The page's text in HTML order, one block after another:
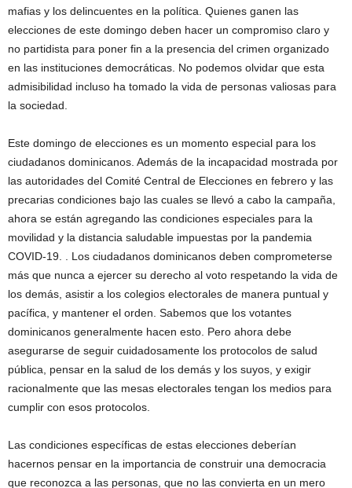
mafias y los delincuentes en la política. Quienes ganen las
elecciones de este domingo deben hacer un compromiso claro y
no partidista para poner fin a la presencia del crimen organizado
en las instituciones democráticas. No podemos olvidar que esta
admisibilidad incluso ha tomado la vida de personas valiosas para
la sociedad.
Este domingo de elecciones es un momento especial para los
ciudadanos dominicanos. Además de la incapacidad mostrada por
las autoridades del Comité Central de Elecciones en febrero y las
precarias condiciones bajo las cuales se llevó a cabo la campaña,
ahora se están agregando las condiciones especiales para la
movilidad y la distancia saludable impuestas por la pandemia
COVID-19. . Los ciudadanos dominicanos deben comprometerse
más que nunca a ejercer su derecho al voto respetando la vida de
los demás, asistir a los colegios electorales de manera puntual y
pacífica, y mantener el orden. Sabemos que los votantes
dominicanos generalmente hacen esto. Pero ahora debe
asegurarse de seguir cuidadosamente los protocolos de salud
pública, pensar en la salud de los demás y los suyos, y exigir
racionalmente que las mesas electorales tengan los medios para
cumplir con esos protocolos.
Las condiciones específicas de estas elecciones deberían
hacernos pensar en la importancia de construir una democracia
que reconozca a las personas, que no las convierta en un mero